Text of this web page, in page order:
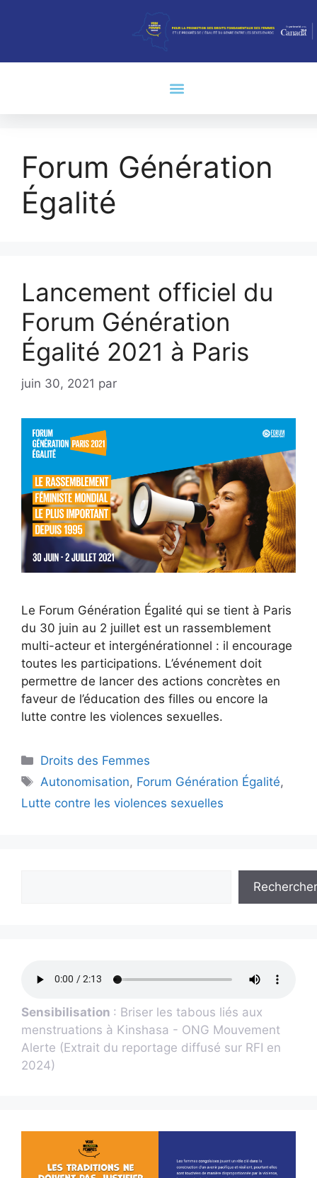
Forum Génération
Égalité
Lancement officiel du
Forum Génération
Égalité 2021 à Paris
juin 30, 2021 par
Le Forum Génération Égalité qui se tient à Paris
du 30 juin au 2 juillet est un rassemblement
multi-acteur et intergénérationnel : il encourage
toutes les participations. L’événement doit
permettre de lancer des actions concrètes en
faveur de l’éducation des filles ou encore la
lutte contre les violences sexuelles.
Droits des Femmes
Autonomisation, Forum Génération Égalité,
Lutte contre les violences sexuelles
Rechercher
Sensibilisation : Briser les tabous liés aux
menstruations à Kinshasa - ONG Mouvement
Alerte (Extrait du reportage diffusé sur RFI en
2024)